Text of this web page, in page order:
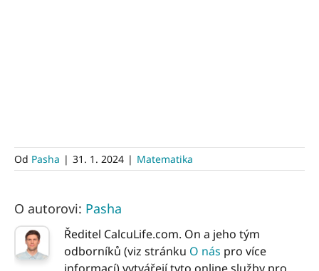
Od Pasha | 31. 1. 2024 | Matematika
O autorovi: Pasha
Ředitel CalcuLife.com. On a jeho tým
odborníků (viz stránku O nás pro více